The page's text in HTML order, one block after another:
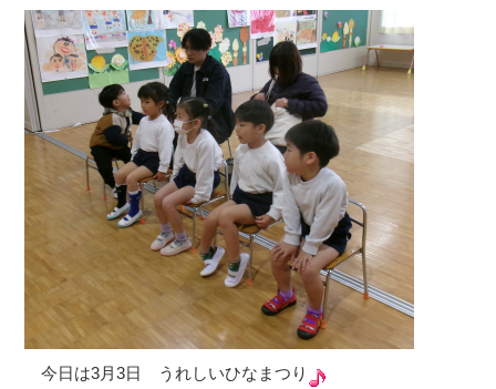
今日は3月3日 うれしいひなまつり